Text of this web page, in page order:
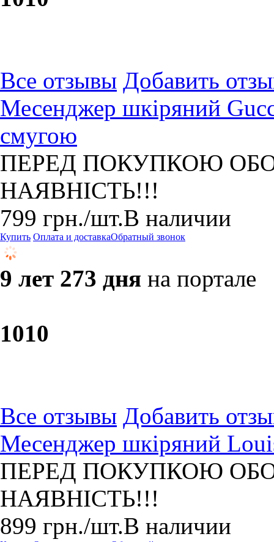
Все отзывы Добавить
Месенджер шкіряний
смугою
ПЕРЕД ПОКУПКОЮ
НАЯВНІСТЬ!!!
799 грн./шт.В наличии
Купить Оплата и доставкаОбратный звонок
9 лет 273 дня на портале
1010
Все отзывы Добавить
Месенджер шкіряний
ПЕРЕД ПОКУПКОЮ
НАЯВНІСТЬ!!!
899 грн./шт.В наличии